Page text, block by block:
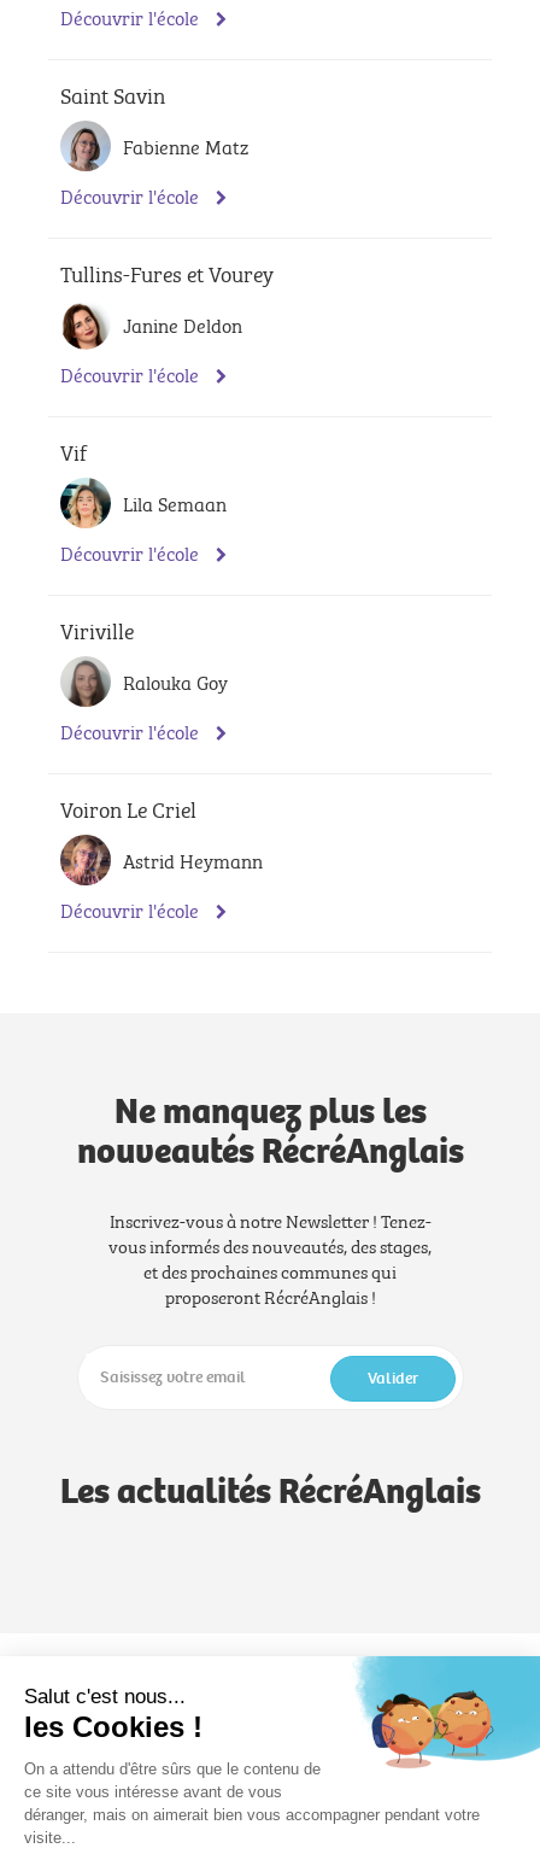
Découvrir l'école
Saint Savin
Fabienne Matz
Découvrir l'école
Tullins-Fures et Vourey
Janine Deldon
Découvrir l'école
Vif
Lila Semaan
Découvrir l'école
Viriville
Ralouka Goy
Découvrir l'école
Voiron Le Criel
Astrid Heymann
Découvrir l'école
Ne manquez plus les
nouveautés RécréAnglais
Inscrivez-vous à notre Newsletter ! Tenez-
vous informés des nouveautés, des stages,
et des prochaines communes qui
proposeront RécréAnglais !
Valider
Les actualités RécréAnglais
Notre savoir-faire
Devenez formateur Formation
Salut c'est nous...
les Cookies !
On a attendu d'être sûrs que le contenu de
ce site vous intéresse avant de vous
déranger, mais on aimerait bien vous accompagner pendant votre
visite...